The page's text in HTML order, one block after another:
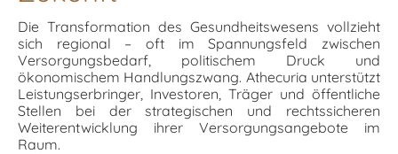
Die Transformation des Gesundheitswesens vollzieht
sich regional – oft im Spannungsfeld zwischen
Versorgungsbedarf, politischem Druck und
ökonomischem Handlungszwang. Athecuria unterstützt
Leistungserbringer, Investoren, Träger und öffentliche
Stellen bei der strategischen und rechtssicheren
Weiterentwicklung ihrer Versorgungsangebote im
Raum.